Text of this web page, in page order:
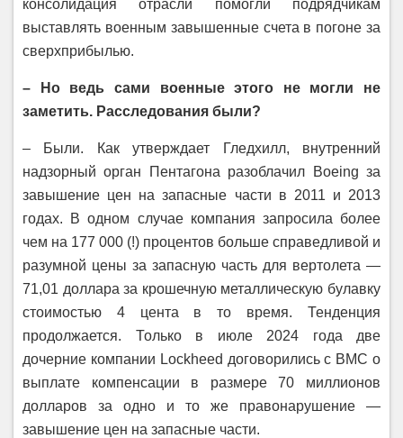
консолидация отрасли помогли подрядчикам
выставлять военным завышенные счета в погоне за
сверхприбылью.
– Но ведь сами военные этого не могли не
заметить. Расследования были?
– Были. Как утверждает Гледхилл, внутренний
надзорный орган Пентагона разоблачил Boeing за
завышение цен на запасные части в 2011 и 2013
годах. В одном случае компания запросила более
чем на 177 000 (!) процентов больше справедливой и
разумной цены за запасную часть для вертолета —
71,01 доллара за крошечную металлическую булавку
стоимостью 4 цента в то время. Тенденция
продолжается. Только в июле 2024 года две
дочерние компании Lockheed договорились с ВМС о
выплате компенсации в размере 70 миллионов
долларов за одно и то же правонарушение —
завышение цен на запасные части.